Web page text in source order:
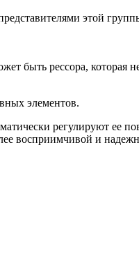
этой
быть рессора, которая
элементов.
регулируют ее
восприимчивой и